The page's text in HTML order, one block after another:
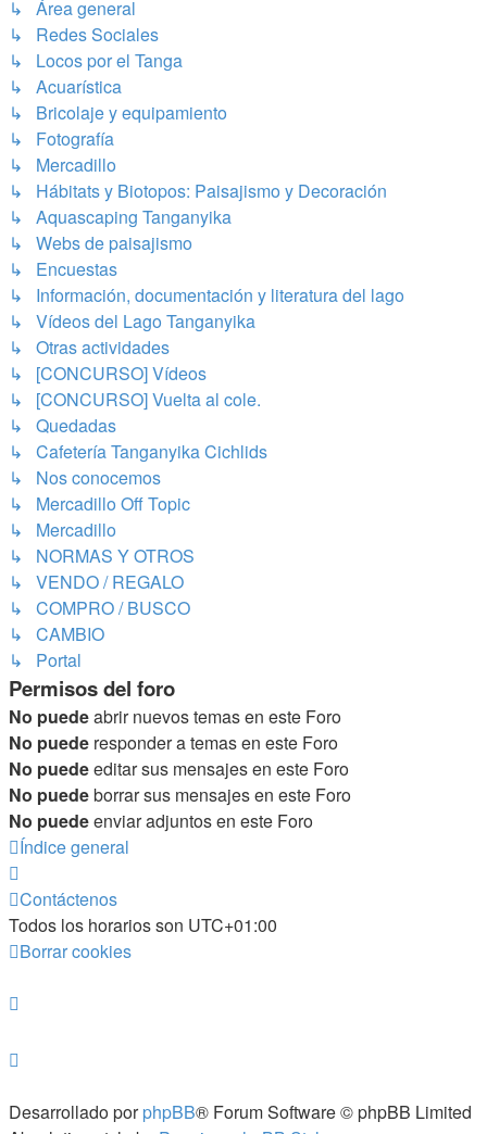
↳ Área general
↳ Redes Sociales
↳ Locos por el Tanga
↳ Acuarística
↳ Bricolaje y equipamiento
↳ Fotografía
↳ Mercadillo
↳ Hábitats y Biotopos: Paisajismo y Decoración
↳ Aquascaping Tanganyika
↳ Webs de paisajismo
↳ Encuestas
↳ Información, documentación y literatura del lago
↳ Vídeos del Lago Tanganyika
↳ Otras actividades
↳ [CONCURSO] Vídeos
↳ [CONCURSO] Vuelta al cole.
↳ Quedadas
↳ Cafetería Tanganyika Cichlids
↳ Nos conocemos
↳ Mercadillo Off Topic
↳ Mercadillo
↳ NORMAS Y OTROS
↳ VENDO / REGALO
↳ COMPRO / BUSCO
↳ CAMBIO
↳ Portal
Permisos del foro
No puedeabrir nuevos temas en este Foro
No puede responder a temas en este Foro
No puedeeditar sus mensajes en este Foro
No puedeborrar sus mensajes en este Foro
No puedeenviar adjuntos en este Foro
Índice general
Contáctenos
Todos los horarios son UTC+01:00
Borrar cookies
Desarrollado porphpBB® Forum Software © phpBB Limited